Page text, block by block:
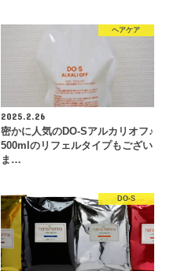
ヘアケア
2025.2.26
密かに人気のDO-Sアルカリオフ♪
500mlのリフェルタイプもござい
ま…
DO-S